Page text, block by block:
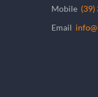
Mobile (39)
Email